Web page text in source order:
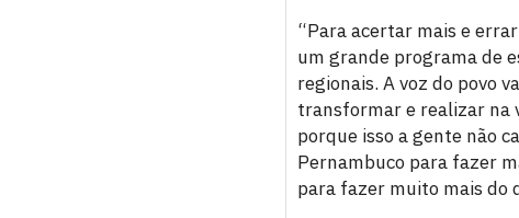
“Para acertar mais e
um grande programa de
regionais. A voz do povo
transformar e realizar na
porque isso a gente não
Pernambuco para fazer
para fazer muito mais do